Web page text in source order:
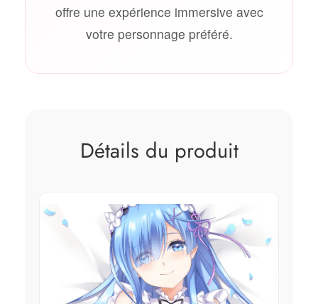
offre une expérience immersive avec
votre personnage préféré.
Détails du produit